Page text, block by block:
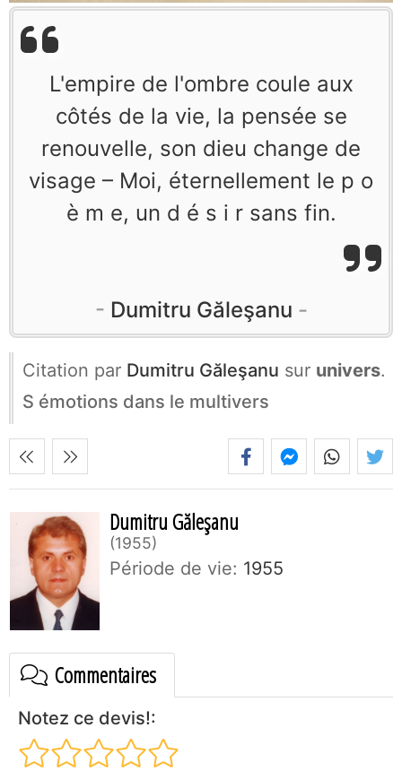
L'empire de l'ombre coule aux
côtés de la vie, la pensée se
renouvelle, son dieu change de
visage – Moi, éternellement le p o
è m e, un d é s i r sans fin.
Dumitru Găleşanu
Citation par Dumitru Găleşanu sur univers.
S émotions dans le multivers
Dumitru Găleşanu
1955
Période de vie: 1955
Commentaires
Notez ce devis!: